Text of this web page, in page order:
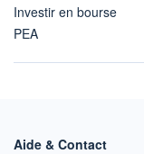
Investir en bourse
PEA
Aide & Contact